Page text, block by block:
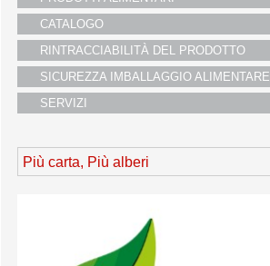
i partners
servizio clienti
fiere
CATALOGO
RINTRACCIABILITÀ DEL PRODOTTO
SICUREZZA IMBALLAGGIO ALIMENTARE
SERVIZI
Più carta, Più alberi